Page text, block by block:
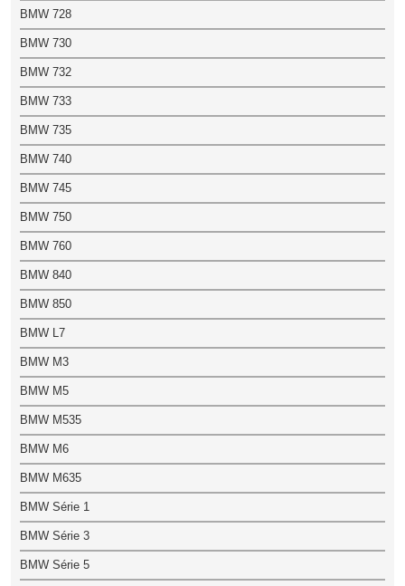
BMW 728
BMW 730
BMW 732
BMW 733
BMW 735
BMW 740
BMW 745
BMW 750
BMW 760
BMW 840
BMW 850
BMW L7
BMW M3
BMW M5
BMW M535
BMW M6
BMW M635
BMW Série 1
BMW Série 3
BMW Série 5